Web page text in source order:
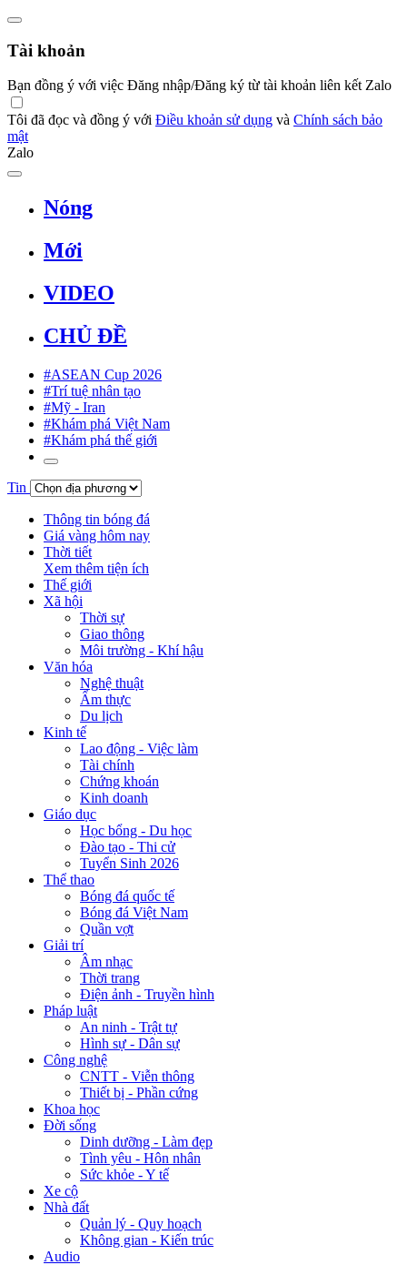
Tài khoản
Bạn đồng ý với việc Đăng nhập/Đăng ký từ tài khoản liên kết Zalo
Tôi đã đọc và đồng ý với Điều khoản sử dụng và Chính sách bảo
mật
Zalo
Nóng
Mới
VIDEO
CHỦ ĐỀ
#ASEAN Cup 2026
#Trí tuệ nhân tạo
#Mỹ - Iran
#Khám phá Việt Nam
#Khám phá thế giới
Tin
Thông tin bóng đá
Giá vàng hôm nay
Thời tiết
Xem thêm tiện ích
Thế giới
Xã hội
Thời sự
Giao thông
Môi trường - Khí hậu
Văn hóa
Nghệ thuật
Ẩm thực
Du lịch
Kinh tế
Lao động - Việc làm
Tài chính
Chứng khoán
Kinh doanh
Giáo dục
Học bổng - Du học
Đào tạo - Thi cử
Tuyển Sinh 2026
Thể thao
Bóng đá quốc tế
Bóng đá Việt Nam
Quần vợt
Giải trí
Âm nhạc
Thời trang
Điện ảnh - Truyền hình
Pháp luật
An ninh - Trật tự
Hình sự - Dân sự
Công nghệ
CNTT - Viễn thông
Thiết bị - Phần cứng
Khoa học
Đời sống
Dinh dưỡng - Làm đẹp
Tình yêu - Hôn nhân
Sức khỏe - Y tế
Xe cộ
Nhà đất
Quản lý - Quy hoạch
Không gian - Kiến trúc
Audio